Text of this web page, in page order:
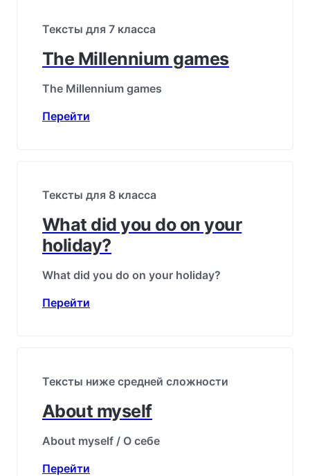
Тексты для 7 класса
The Millennium games
The Millennium games
Перейти
Тексты для 8 класса
What did you do on your
holiday?
What did you do on your holiday?
Перейти
Тексты ниже средней сложности
About myself
About myself / О себе
Перейти